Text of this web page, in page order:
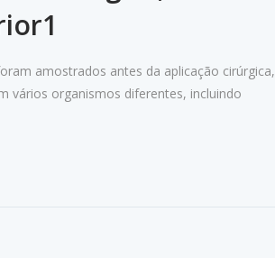
amostrados antes da aplicação cirúrgica,
vários organismos diferentes, incluindo